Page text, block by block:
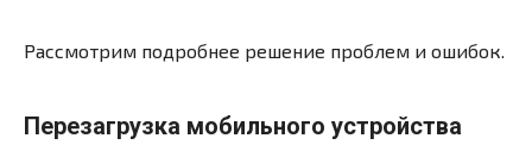
Рассмотрим подробнее решение проблем и ошибок.
Перезагрузка мобильного устройства